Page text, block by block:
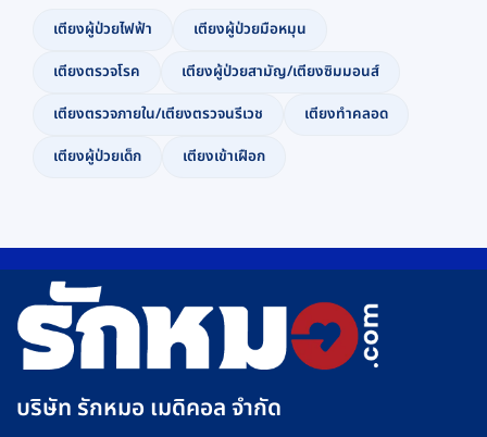
เตียงผู้ป่วยไฟฟ้า
เตียงผู้ป่วยมือหมุน
เตียงตรวจโรค
เตียงผู้ป่วยสามัญ/เตียงซิมมอนส์
เตียงตรวจภายใน/เตียงตรวจนรีเวช
เตียงทำคลอด
เตียงผู้ป่วยเด็ก
เตียงเข้าเฝือก
บริษัท รักหมอ เมดิคอล จำกัด